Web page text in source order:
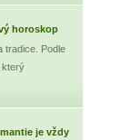
horoskop
tradice. Podle
který
je vždy